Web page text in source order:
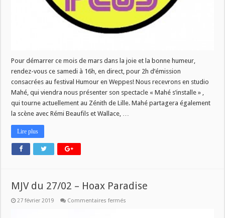
Pour démarrer ce mois de mars dans la joie et la bonne humeur,
rendez-vous ce samedi à 16h, en direct, pour 2h d’émission
consacrées au festival Humour en Weppes! Nous recevrons en studio
Mahé, qui viendra nous présenter son spectacle « Mahé s’installe » ,
qui tourne actuellement au Zénith de Lille. Mahé partagera également
la scène avec Rémi Beaufils et Wallace, …
Lire plus
MJV du 27/02 – Hoax Paradise
27 février 2019 Commentaires fermés